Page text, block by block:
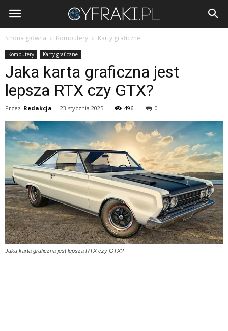
Cyfraki.pl
Strona główna Komputery Karty graficzne
Komputery Karty graficzne
Jaka karta graficzna jest
lepsza RTX czy GTX?
Przez Redakcja - 23 stycznia 2025 496 0
Jaka karta graficzna jest lepsza RTX czy GTX?